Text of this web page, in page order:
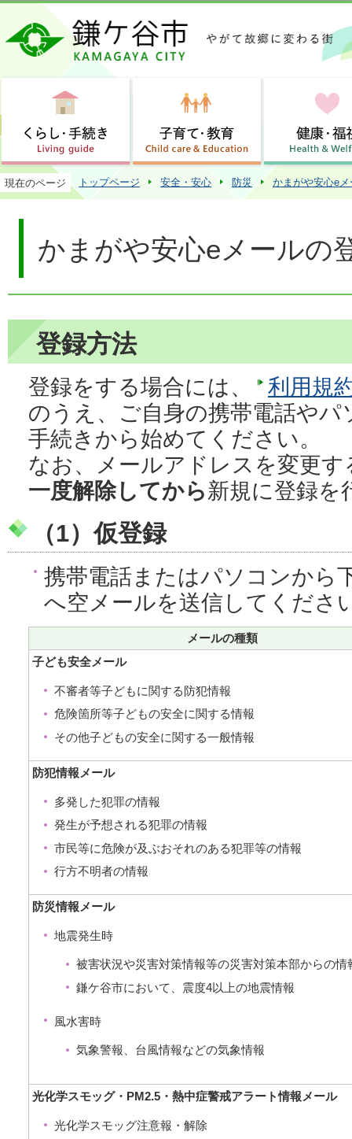
この
現在のページ トップページ 安全・安心 防災 かまがや安心eメ
かまがや安心eメールの
登録方法
登録をする場合には、
利用規
のうえ、ご自身の携帯電話や
手続きから始めてください。
なお、メールアドレスを変更す
一度解除してから新規に登録を
（1）仮登録
携帯電話またはパソコンから
へ空メールを送信してくださ
メールの種類
子ども安全メール
不審者等子どもに関する防犯情報
危険箇所等子どもの安全に関する情報
その他子どもの安全に関する一般情報
防犯情報メール
多発した犯罪の情報
発生が予想される犯罪の情報
市民等に危険が及ぶおそれのある犯罪等の情報
行方不明者の情報
防災情報メール
地震発生時
被害状況や災害対策情報等の災害対策本部からの情
鎌ケ谷市において、震度4以上の地震情報
風水害時
気象警報、台風情報などの気象情報
光化学スモッグ・PM2.5・熱中症警戒アラート情報メール
光化学スモッグ注意報・解除